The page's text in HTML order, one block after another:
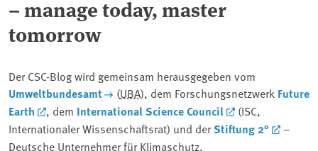
– manage today, master
tomorrow
Der CSC-Blog wird gemeinsam herausgegeben vom
Umweltbundesamt (UBA), dem Forschungsnetzwerk Future
Earth
, dem International Science Council
(ISC,
Internationaler Wissenschaftsrat) und derStiftung 2°
–
Deutsche Unternehmer fürKlimaschutz.